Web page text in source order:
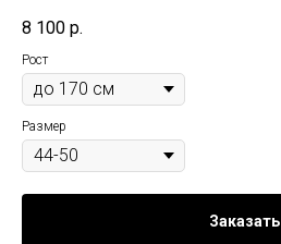
8 100 р.
Рост
Размер
Заказать